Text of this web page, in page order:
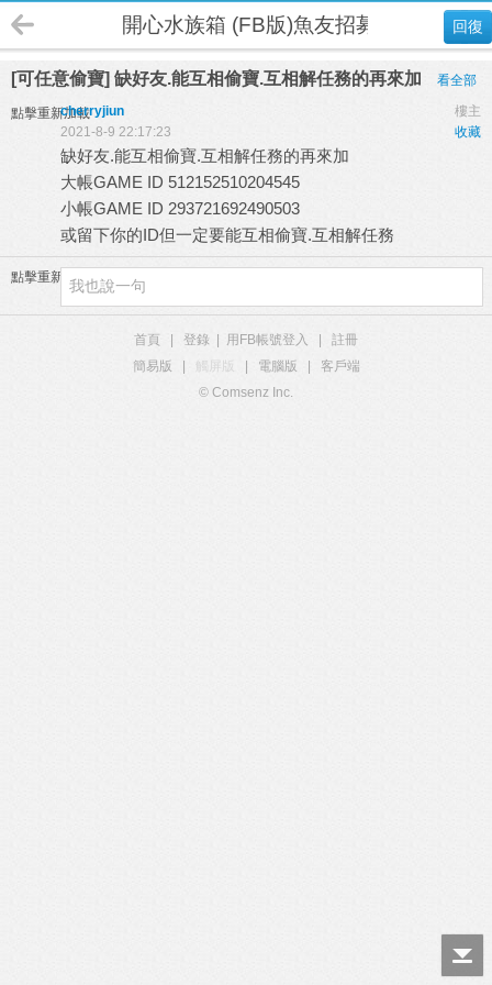
回復
開心水族箱 (FB版)魚友招募
[可任意偷寶] 缺好友.能互相偷寶.互相解任務的再來加 看全部
點擊重新加載 樓主
cherryjiun
收藏
2021-8-9 22:17:23
缺好友.能互相偷寶.互相解任務的再來加
大帳GAME ID 512152510204545
小帳GAME ID 293721692490503
或留下你的ID但一定要能互相偷寶.互相解任務
點擊重新加載
首頁 登錄 用FB帳號登入
註冊
簡易版
觸屏版 電腦版
客戶端
© Comsenz Inc.